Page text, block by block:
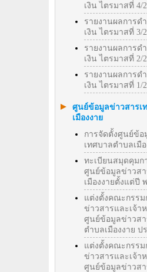
เงิน ไตรมาสที่ 4/
รายงานผลการด
เงิน ไตรมาสที่ 3/
รายงานผลการด
เงิน ไตรมาสที่ 2/
รายงานผลการด
เงิน ไตรมาสที่ 1/
ศูนย์ข้อมูลข่าวสารเ
เมืองงาย
การจัดตั้งศูนย์ข้อ
เทศบาลตำบลเมือ
ทะเบียนสมุดคุมก
ศูนย์ข้อมูลข่าวส
เมืองงายตั้งแต่ปี
แต่งตั้งคณะกรรม
ข่าวสารและเจ้า
ศูนย์ข้อมูลข่าวสา
ตำบลเมืองงาย ป
แต่งตั้งคณะกรรม
ข่าวสารและเจ้า
ศูนย์ข้อมูลข่าวสา